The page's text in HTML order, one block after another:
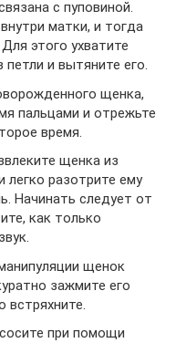
с пуповиной.
матки, и тогда
этого ухватите
петли и вытяните его.
щенка,
пальцами и отрежьте
время.
щенка из
легко разотрите ему
Начинать следует от
как только
щенок
зажмите его
при помощи